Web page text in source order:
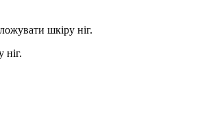
шкіру ніг.
ніг.